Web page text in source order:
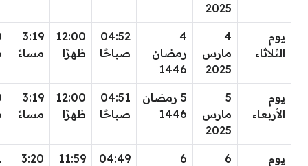
2025
يوم
الثلاثاء
4
مارس
2025
4
رمضان
1446
04:52
صباحًا
12:00
ظهرًا
3:19
مساءً
يوم
الأربعاء
5
مارس
2025
5 رمضان
1446
04:51
صباحًا
12:00
ظهرًا
3:19
مساءً
يوم
6
6
04:49
11:59
3:20